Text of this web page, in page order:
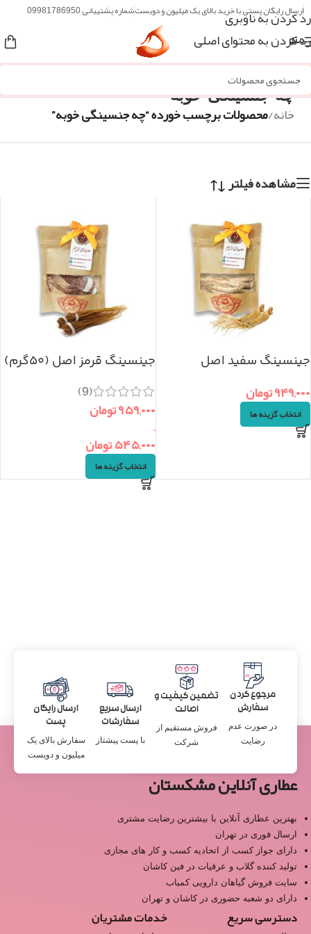
رد کردن به ناوبری
رد کردن به محتوای اصلی
ارسال رایگان پستی با خرید بالای یک میلیون و دویستشماره پشتیبانی 09981786950
منو
چه جنسینگی خوبه
خانه/محصولات برچسب خورده “چه جنسینگی خوبه”
مشاهده فیلتر
جینسینگ سفید اصل
۹۴۹,۰۰۰تومان
انتخاب گزینه ها
جینسینگ قرمز اصل (۵۰گرم)
(9)
۹۵۹,۰۰۰تومان
–
۵۴۵,۰۰۰تومان
انتخاب گزینه ها
مرجوع کردن
سفارش
در صورت عدم
رضایت
تضمین کیفیت و
اصالت
فروش مستقیم از
شرکت
ارسال سریع
سفارشات
با پست پیشتاز
ارسال رایگان
پست
سفارش بالای یک
میلیون و دویست
عطاری آنلاین مشکستان
بهترین عطاری آنلاین با بیشترین رضایت مشتری
ارسال فوری در تهران
دارای جواز کسب از اتحادیه کسب و کار های مجازی
تولید کننده گلاب و عرقیات در فین کاشان
سایت فروش گیاهان دارویی کمیاب
دارای دو شعبه حضوری در کاشان و تهران
دسترسی سریع خدمات مشتریان